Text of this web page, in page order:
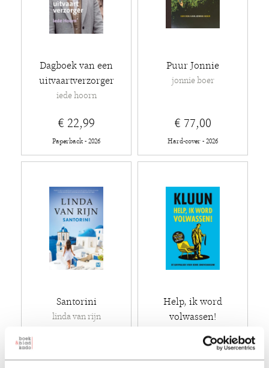
Dagboek van een
uitvaartverzorger
iede hoorn
€ 22,99
Paperback - 2026
Puur Jonnie
jonnie boer
€ 77,00
Hard-cover - 2026
Santorini
linda van rijn
€ 18,99
Help, ik word
volwassen!
€ 20,00